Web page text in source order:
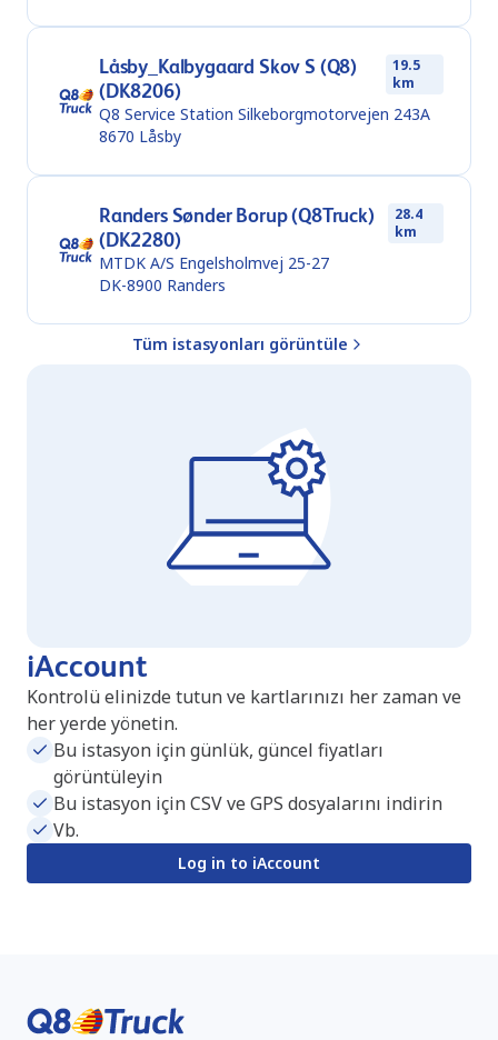
Låsby_Kalbygaard Skov S (Q8)
(DK8206)
19.5
km
Q8 Service Station Silkeborgmotorvejen 243A
8670 Låsby
Randers Sønder Borup (Q8Truck)
(DK2280)
28.4
km
MTDK A/S Engelsholmvej 25-27
DK-8900 Randers
Tüm istasyonları görüntüle
iAccount
Kontrolü elinizde tutun ve kartlarınızı her zaman ve
her yerde yönetin.
Bu istasyon için günlük, güncel fiyatları
görüntüleyin
Bu istasyon için CSV ve GPS dosyalarını indirin
Vb.
Log in to iAccount